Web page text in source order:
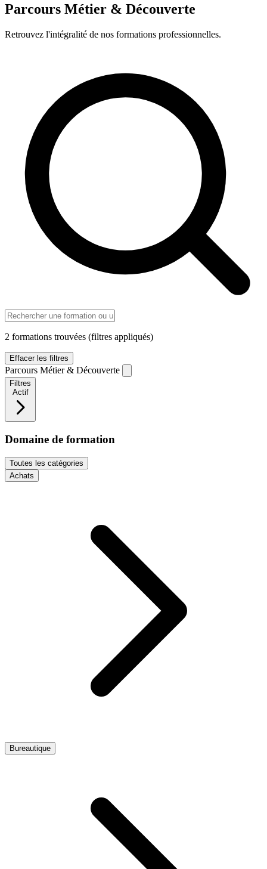
Parcours Métier & Découverte
Retrouvez l'intégralité de nos formations professionnelles.
2 formations trouvées (filtres appliqués)
Effacer les filtres
Parcours Métier & Découverte
Filtres
Actif
Domaine de formation
Toutes les catégories
Achats
Bureautique